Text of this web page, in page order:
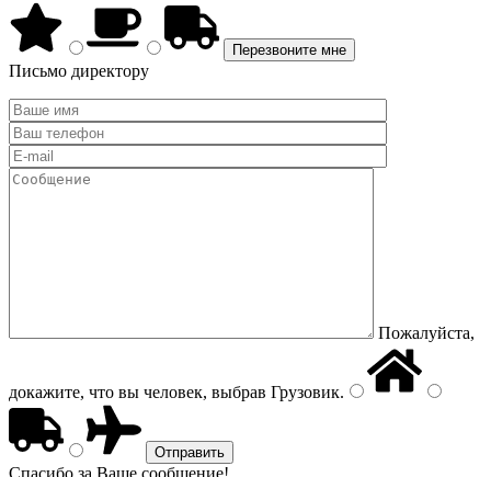
Письмо директору
Пожалуйста,
докажите, что вы человек, выбрав Грузовик.
Спасибо за Ваше сообщение!